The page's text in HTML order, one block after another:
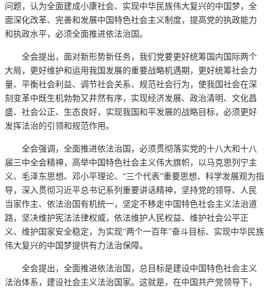
问题，认为全面建成小康社会、实现中华民族伟大复兴的中国梦，全
面深化改革、完善和发展中国特色社会主义制度，提高党的执政能力
和执政水平，必须全面推进依法治国。
全会提出，面对新形势新任务，我们党要更好统筹国内国际两个
大局，更好维护和运用我国发展的重要战略机遇期，更好统筹社会力
量、平衡社会利益、调节社会关系、规范社会行为，使我国社会在深
刻变革中既生机勃勃又井然有序，实现经济发展、政治清明、文化昌
盛、社会公正、生态良好，实现我国和平发展的战略目标，必须更好
发挥法治的引领和规范作用。
全会强调，全面推进依法治国，必须贯彻落实党的十八大和十八
届三中全会精神，高举中国特色社会主义伟大旗帜，以马克思列宁主
义、毛泽东思想、邓小平理论、“三个代表”重要思想、科学发展观为指
导，深入贯彻习近平总书记系列重要讲话精神，坚持党的领导、人民
当家作主、依法治国有机统一，坚定不移走中国特色社会主义法治道
路，坚决维护宪法法律权威，依法维护人民权益、维护社会公平正
义、维护国家安全稳定，为实现“两个一百年”奋斗目标、实现中华民族
伟大复兴的中国梦提供有力法治保障。
全会提出，全面推进依法治国，总目标是建设中国特色社会主义
法治体系，建设社会主义法治国家。这就是，在中国共产党领导下，